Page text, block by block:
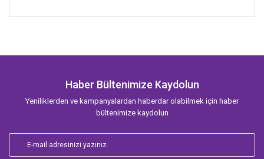
Haber Bültenimize Kaydolun
Yeniliklerden ve kampanyalardan haberdar olabilmek için haber
bültenimize kaydolun